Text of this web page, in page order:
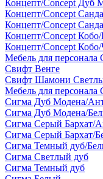
Концепт/Concept Дуб
Концепт/Concept
Концепт/Concept
Концепт/Concept
Концепт/Concept
Мебель для персонала
Свифт Венге
Свифт Шамони
Мебель для персонала
Сигма Дуб Модена/
Сигма Дуб Модена/
Сигма Серый Бархат/
Сигма Серый Бархат/
Сигма Темный дуб/
Сигма Светлый дуб
Сигма Темный дуб